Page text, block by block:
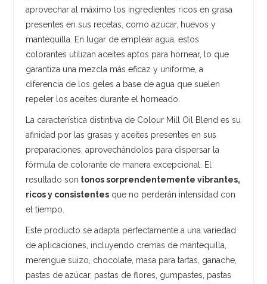
aprovechar al máximo los ingredientes ricos en grasa
presentes en sus recetas, como azúcar, huevos y
mantequilla. En lugar de emplear agua, estos
colorantes utilizan aceites aptos para hornear, lo que
garantiza una mezcla más eficaz y uniforme, a
diferencia de los geles a base de agua que suelen
repeler los aceites durante el horneado.
La característica distintiva de Colour Mill Oil Blend es su
afinidad por las grasas y aceites presentes en sus
preparaciones, aprovechándolos para dispersar la
fórmula de colorante de manera excepcional. El
resultado son tonos sorprendentemente vibrantes,
ricos y consistentes que no perderán intensidad con
el tiempo.
Este producto se adapta perfectamente a una variedad
de aplicaciones, incluyendo cremas de mantequilla,
merengue suizo, chocolate, masa para tartas, ganache,
pastas de azúcar, pastas de flores, gumpastes, pastas